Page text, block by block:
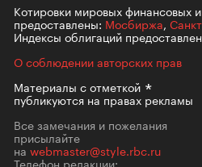
Котировки мировых финансовых
предоставлены: Мосбиржа,
Индексы облигаций
О соблюдении авторских прав
Материалы сотметкой
публикуются на правах рекламы
Все замечания и пожелания
присылайте
на webmaster@style.rbc.ru
Телефон редакции: